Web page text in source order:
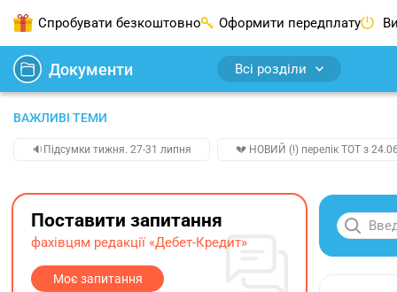
Спробувати безкоштовно Оформити передплату
Документи Всі розділи
ВАЖЛИВІ ТЕМИ
🔉Підсумки тижня. 27-31 липня 💔 НОВИЙ (!) перелік ТОТ з
Поставити запитання
фахівцям редакції «Дебет-Кредит»
Моє запитання